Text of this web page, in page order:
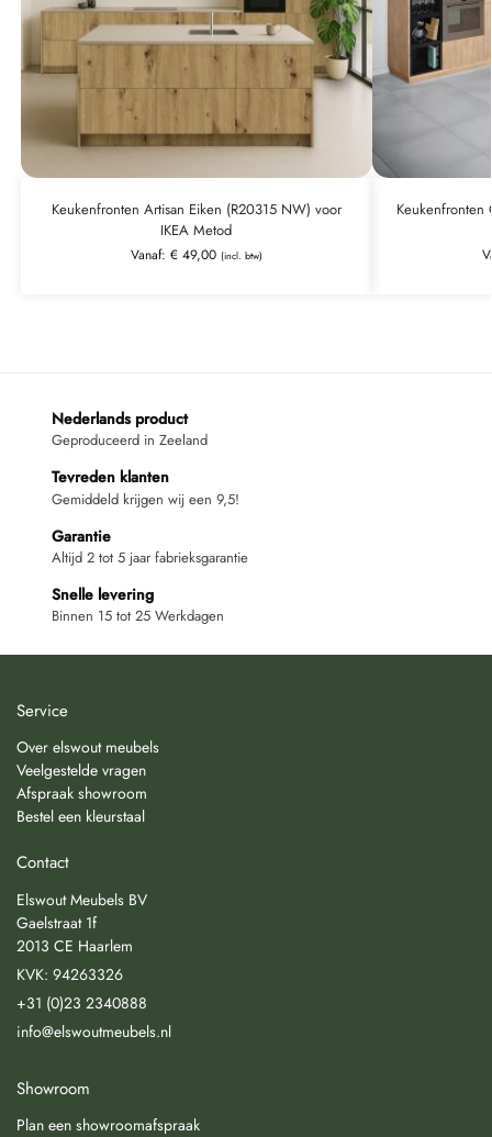
Keukenfronten Artisan Eiken (R20315 NW) voor
IKEA Metod
Vanaf: €49,00 (incl. btw)
Keukenfronten
Nederlands product
Geproduceerd in Zeeland
Tevreden klanten
Gemiddeld krijgen wij een 9,5!
Garantie
Altijd 2 tot 5 jaar fabrieksgarantie
Snelle levering
Binnen 15 tot 25 Werkdagen
Service
Over elswout meubels
Veelgestelde vragen
Afspraak showroom
Bestel een kleurstaal
Contact
Elswout Meubels BV
Gaelstraat 1f
2013 CE Haarlem
KVK: 94263326
+31 (0)23 2340888
info@elswoutmeubels.nl
Showroom
Plan een showroomafspraak